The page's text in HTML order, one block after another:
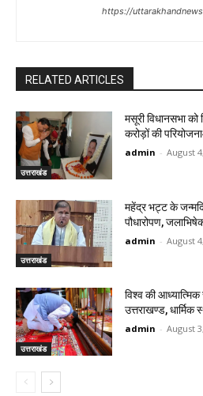
https://
RELATED ARTICLES
उत्तराखंड
मसूरी विधानसभा को
करोड़ों की
admin - August
उत्तराखंड
महेंद्र भट्ट के
पौधारोपण,
admin - August
उत्तराखंड
विश्व की आध्यात्मिक
उत्तराखण्ड,
admin - August